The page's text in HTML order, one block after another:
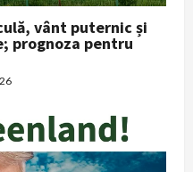
vânt puternic și
prognoza pentru